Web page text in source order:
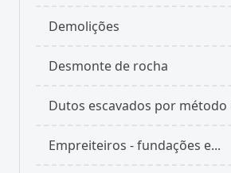
Demolições
Desmonte de rocha
Dutos escavados por método
Empreiteiros - fundações e...